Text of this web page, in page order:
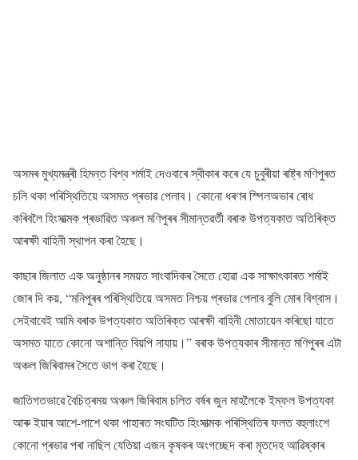
অসমৰ মুখ্যমন্ত্ৰী হিমন্ত বিশ্ব শৰ্মাই দেওবাৰে স্বীকাৰ কৰে যে চুবুৰীয়া ৰাষ্ট্ৰ মণিপুৰত
চলি থকা পৰিস্থিতিয়ে অসমত প্ৰভাৱ পেলাব। কোনো ধৰণৰ স্পিলঅভাৰ ৰোধ
কৰিবলৈ হিংসাত্মক প্ৰভাৱিত অঞ্চল মণিপুৰৰ সীমান্তৱৰ্তী বৰাক উপত্যকাত অতিৰিক্ত
আৰক্ষী বাহিনী স্থাপন কৰা হৈছে।
কাছাৰ জিলাত এক অনুষ্ঠানৰ সময়ত সাংবাদিকৰ সৈতে হোৱা এক সাক্ষাৎকাৰত শৰ্মাই
জোৰ দি কয়, “মনিপুৰৰ পৰিস্থিতিয়ে অসমত নিশ্চয় প্ৰভাৱ পেলাব বুলি মোৰ বিশ্বাস।
সেইবাবেই আমি বৰাক উপত্যকাত অতিৰিক্ত আৰক্ষী বাহিনী মোতায়েন কৰিছো যাতে
অসমত যাতে কোনো অশান্তি বিয়পি নাযায়।” বৰাক উপত্যকাৰ সীমান্ত মণিপুৰৰ এটা
অঞ্চল জিৰিবামৰ সৈতে ভাগ কৰা হৈছে।
জাতিগতভাৱে বৈচিত্ৰময় অঞ্চল জিৰিবাম চলিত বৰ্ষৰ জুন মাহলৈকে ইম্ফল উপত্যকা
আৰু ইয়াৰ আশে-পাশে থকা পাহাৰত সংঘটিত হিংসাত্মক পৰিস্থিতিৰ ফলত বহুলাংশে
কোনো প্ৰভাৱ পৰা নাছিল যেতিয়া এজন কৃষকৰ অংগচ্ছেদ কৰা মৃতদেহ আৱিষ্কাৰ